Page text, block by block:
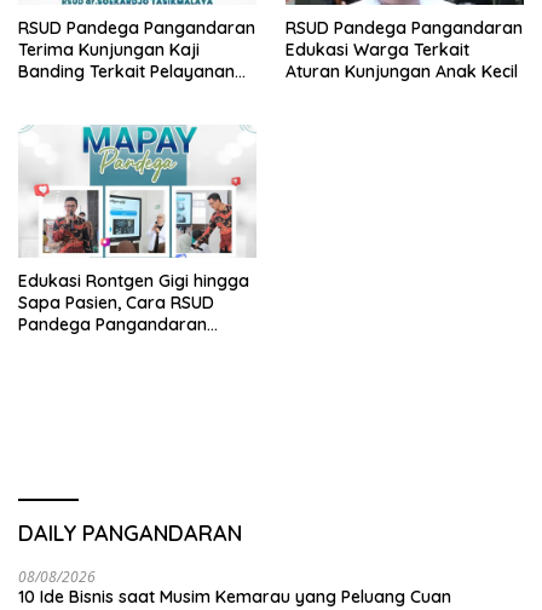
RSUD Pandega Pangandaran
Terima Kunjungan Kaji
Banding Terkait Pelayanan
RSUD Pandega Pangandaran
Edukasi Warga Terkait
Aturan Kunjungan Anak Kecil
Edukasi Rontgen Gigi hingga
Sapa Pasien, Cara RSUD
Pandega Pangandaran
DAILY PANGANDARAN
08/08/2026
10 Ide Bisnis saat Musim Kemarau yang Peluang Cuan